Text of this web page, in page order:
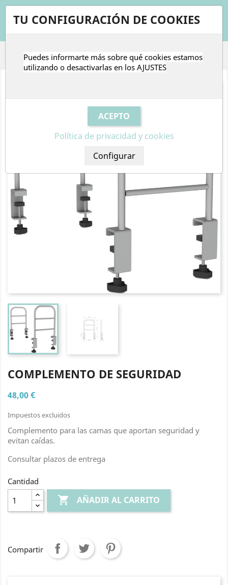
 
COMPLEMENTO DE SEGURIDAD
48,00 €
Impuestos excluidos
Complemento para las camas que aportan seguridad y
evitan caídas.
Consultar plazos de entrega
Cantidad
 AÑADIR AL CARRITO
Compartir
TU CONFIGURACIÓN DE COOKIES
Puedes informarte más sobre qué cookies estamos
utilizando o desactivarlas en los AJUSTES
Política de privacidad y cookies